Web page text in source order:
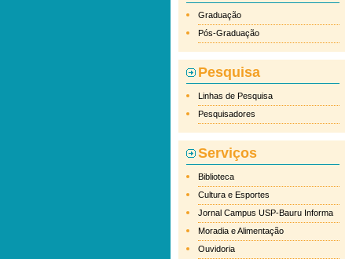
Graduação
Pós-Graduação
Pesquisa
Linhas de Pesquisa
Pesquisadores
Serviços
Biblioteca
Cultura e Esportes
Jornal Campus USP-Bauru Informa
Moradia e Alimentação
Ouvidoria